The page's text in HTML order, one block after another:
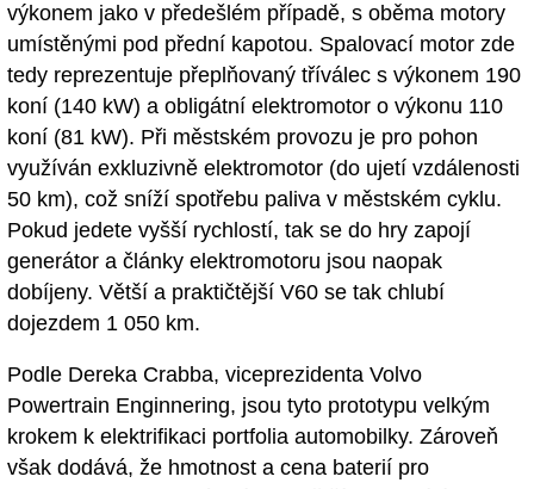
výkonem jako v předešlém případě, s oběma motory
umístěnými pod přední kapotou. Spalovací motor zde
tedy reprezentuje přeplňovaný tříválec s výkonem 190
koní (140 kW) a obligátní elektromotor o výkonu 110
koní (81 kW). Při městském provozu je pro pohon
využíván exkluzivně elektromotor (do ujetí vzdálenosti
50 km), což sníží spotřebu paliva v městském cyklu.
Pokud jedete vyšší rychlostí, tak se do hry zapojí
generátor a články elektromotoru jsou naopak
dobíjeny. Větší a praktičtější V60 se tak chlubí
dojezdem 1 050 km.
Podle Dereka Crabba, viceprezidenta Volvo
Powertrain Enginnering, jsou tyto prototypu velkým
krokem k elektrifikaci portfolia automobilky. Zároveň
však dodává, že hmotnost a cena baterií pro